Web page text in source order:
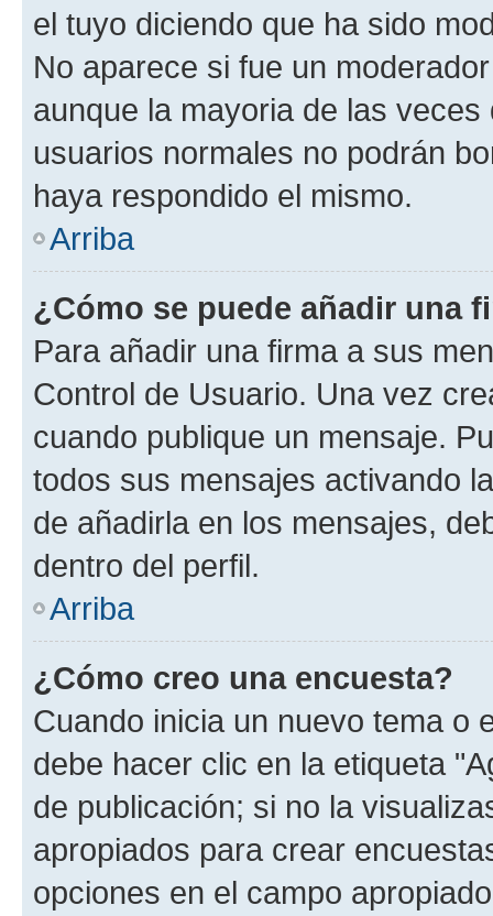
el tuyo diciendo que ha sido
No aparece si fue un
aunque la mayoria de las
usuarios normales no podrán
haya respondido el mismo.
Arriba
¿Cómo se puede añadir una
Para añadir una firma a sus
Control de Usuario. Una vez
cuando publique un mensaje.
todos sus mensajes activando
de añadirla en los mensajes,
dentro del perfil.
Arriba
¿Cómo creo una encuesta?
Cuando inicia un nuevo tema o
debe hacer clic en la etiqueta
de publicación; si no la
apropiados para crear
opciones en el campo